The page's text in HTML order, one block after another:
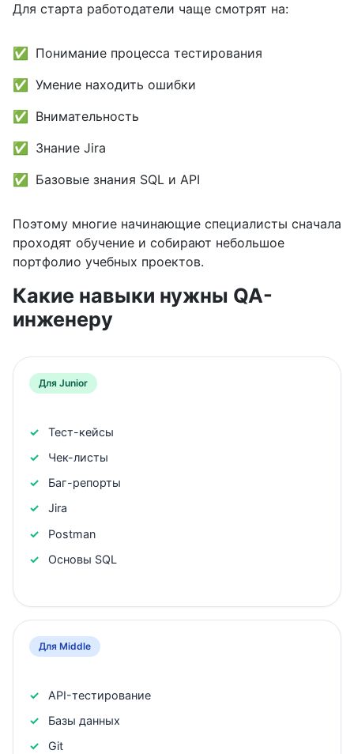
Для старта работодатели чаще смотрят на:
Понимание процесса тестирования
Умение находить ошибки
Внимательность
Знание Jira
Базовые знания SQL и API
Поэтому многие начинающие специалисты сначала
проходят обучение и собирают небольшое
портфолио учебных проектов.
Какие навыки нужны QA-
инженеру
Для Junior
Тест-кейсы
Чек-листы
Баг-репорты
Jira
Postman
Основы SQL
Для Middle
API-тестирование
Базы данных
Git